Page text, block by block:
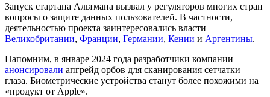
Запуск стартапа Альтмана вызвал у регуляторов многих стран
вопросы о защите данных пользователей. В частности,
деятельностью проекта заинтересовались власти
Великобритании, Франции, Германии, Кении и Аргентины.
Напомним, в январе 2024 года разработчики компании
анонсировали апгрейд орбов для сканирования сетчатки
глаза. Биометрические устройства станут более похожими на
«продукт от Apple».